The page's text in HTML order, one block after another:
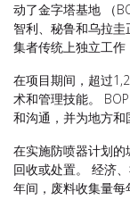
动了金字塔基地 （
智利、秘鲁和乌拉
集者传统上独立工作
在项目期间，超过
术和管理技能。
和沟通，并为地方和
在实施防喷器计划
回收或处置。 经济
年间，废料收集量